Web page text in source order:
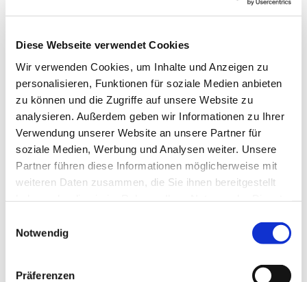
Diese Webseite verwendet Cookies
Wir verwenden Cookies, um Inhalte und Anzeigen zu
personalisieren, Funktionen für soziale Medien anbieten
zu können und die Zugriffe auf unsere Website zu
analysieren. Außerdem geben wir Informationen zu Ihrer
Verwendung unserer Website an unsere Partner für
soziale Medien, Werbung und Analysen weiter. Unsere
Partner führen diese Informationen möglicherweise mit
weiteren Daten zusammen, die Sie ihnen bereitgestellt
Notwendig
Präferenzen